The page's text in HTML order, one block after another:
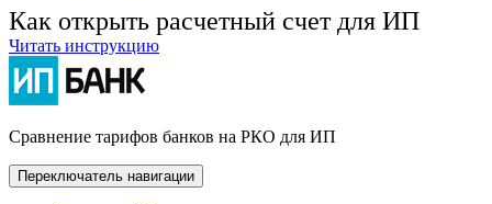
Как открыть расчетный счет для ИП
Читать инструкцию
Сравнение тарифов банков на РКО для ИП
Переключатель навигации